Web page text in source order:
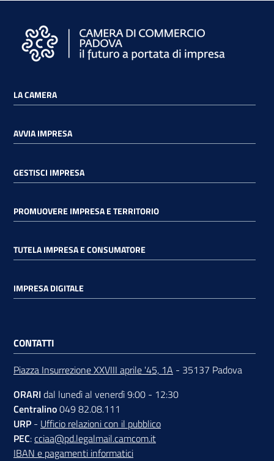
LA CAMERA
AVVIA IMPRESA
GESTISCI IMPRESA
PROMUOVERE IMPRESA E TERRITORIO
TUTELA IMPRESA E CONSUMATORE
IMPRESA DIGITALE
CONTATTI
Piazza Insurrezione XXVIII aprile '45, 1A - 35137 Padova
ORARI dal lunedì al venerdì 9:00 - 12:30
Centralino049 82.08.111
URP - Ufficio relazioni con il pubblico
PEC:cciaa@pd.legalmail.camcom.it
IBAN e pagamenti informatici